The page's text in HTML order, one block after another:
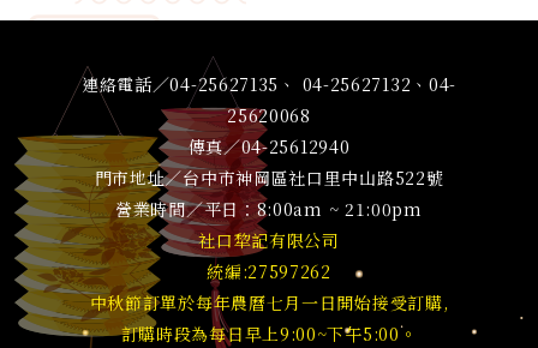
連絡電話／04-25627135、 04-25627132、04-
25620068
傳真／04-25612940
門市地址／台中市神岡區社口里中山路522號
營業時間／平日：8:00am ~ 21:00pm
社口犂記有限公司
統編:27597262
中秋節訂單於每年農曆七月一日開始接受訂購,
訂購時段為每日早上9:00~下午5:00。